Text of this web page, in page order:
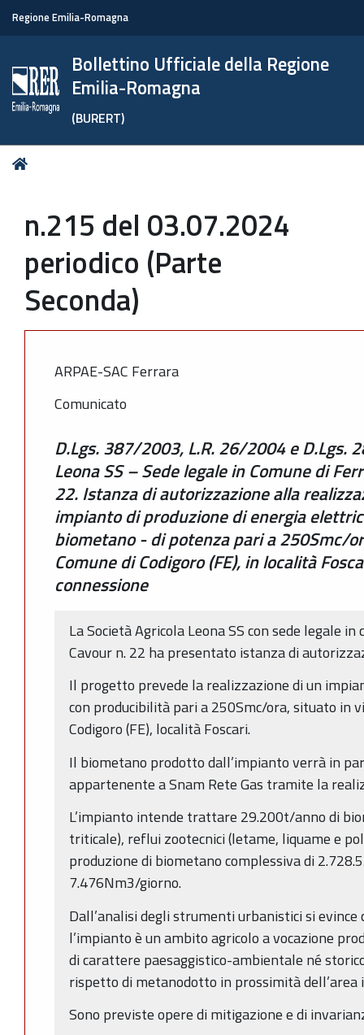
Regione Emilia-Romagna
Bollettino Ufficiale della Regione
Emilia-Romagna
(BURERT)
Tu
n.215 del 03.07.2024
periodico (Parte
Seconda)
ARPAE-SAC Ferrara
Comunicato
D.Lgs. 387/2003, L.R. 26/2004 e D.Lgs.
Leona SS – Sede legale in Comune di
22. Istanza di autorizzazione alla
impianto di produzione di energia
biometano - di potenza pari a 250Smc/
Comune di Codigoro (FE), in località
connessione
La Società Agricola Leona SS con sede legale
Cavour n. 22 ha presentato istanza di
Il progetto prevede la realizzazione di un
con producibilità pari a 250Smc/ora, situato in
Codigoro (FE), località Foscari.
Il biometano prodotto dall’impianto verrà in
appartenente a Snam Rete Gas tramite la
L’impianto intende trattare 29.200t/anno di
triticale), reflui zootecnici (letame, liquame e
produzione di biometano complessiva di
7.476Nm3/giorno.
Dall’analisi degli strumenti urbanistici si evince
l’impianto è un ambito agricolo a vocazione
di carattere paesaggistico-ambientale né
rispetto di metanodotto in prossimità dell’area
Sono previste opere di mitigazione e di